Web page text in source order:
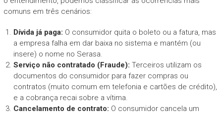
comuns em três cenários:
Dívida já paga: O consumidor quita o boleto ou a fatura, mas
a empresa falha em dar baixa no sistema e mantém (ou
insere) o nome no Serasa.
Serviço não contratado (Fraude): Terceiros utilizam os
documentos do consumidor para fazer compras ou
contratos (muito comum em telefonia e cartões de crédito),
e a cobrança recai sobre a vítima.
Cancelamento de contrato: O consumidor cancela um